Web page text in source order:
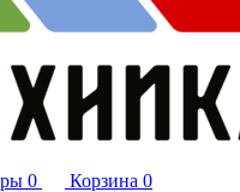
0 Корзина 0